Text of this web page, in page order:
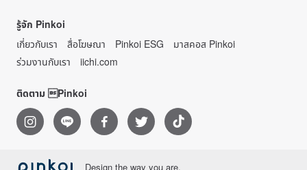
รู้จัก Pinkoi
เกี่ยวกับเรา
สื่อโฆษณา Pinkoi ESG
มาสคอส Pinkoi
ร่วมงานกับเรา
iichi.com
ติดตาม Pinkoi
Design the way you are.